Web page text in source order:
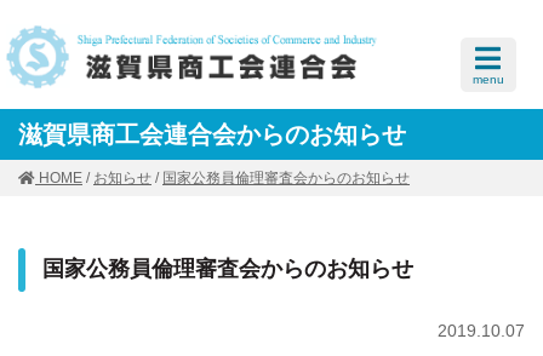
menu
滋賀県商工会連合会からのお知らせ
HOME / お知らせ / 国家公務員倫理審査会からのお知らせ
国家公務員倫理審査会からのお知らせ
2019.10.07